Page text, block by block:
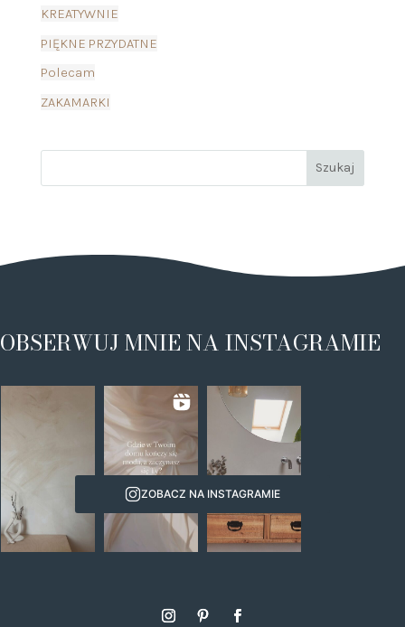
KREATYWNIE
PIĘKNE PRZYDATNE
Polecam
ZAKAMARKI
OBSERWUJ MNIE NA INSTAGRAMIE
ZOBACZ NA INSTAGRAMIE